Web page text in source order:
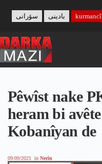
content
بادینی سۆرانی kurmancî
Pêwîst nake
heram bi
Kobanîyan de
09/09/2021 in Nerîn